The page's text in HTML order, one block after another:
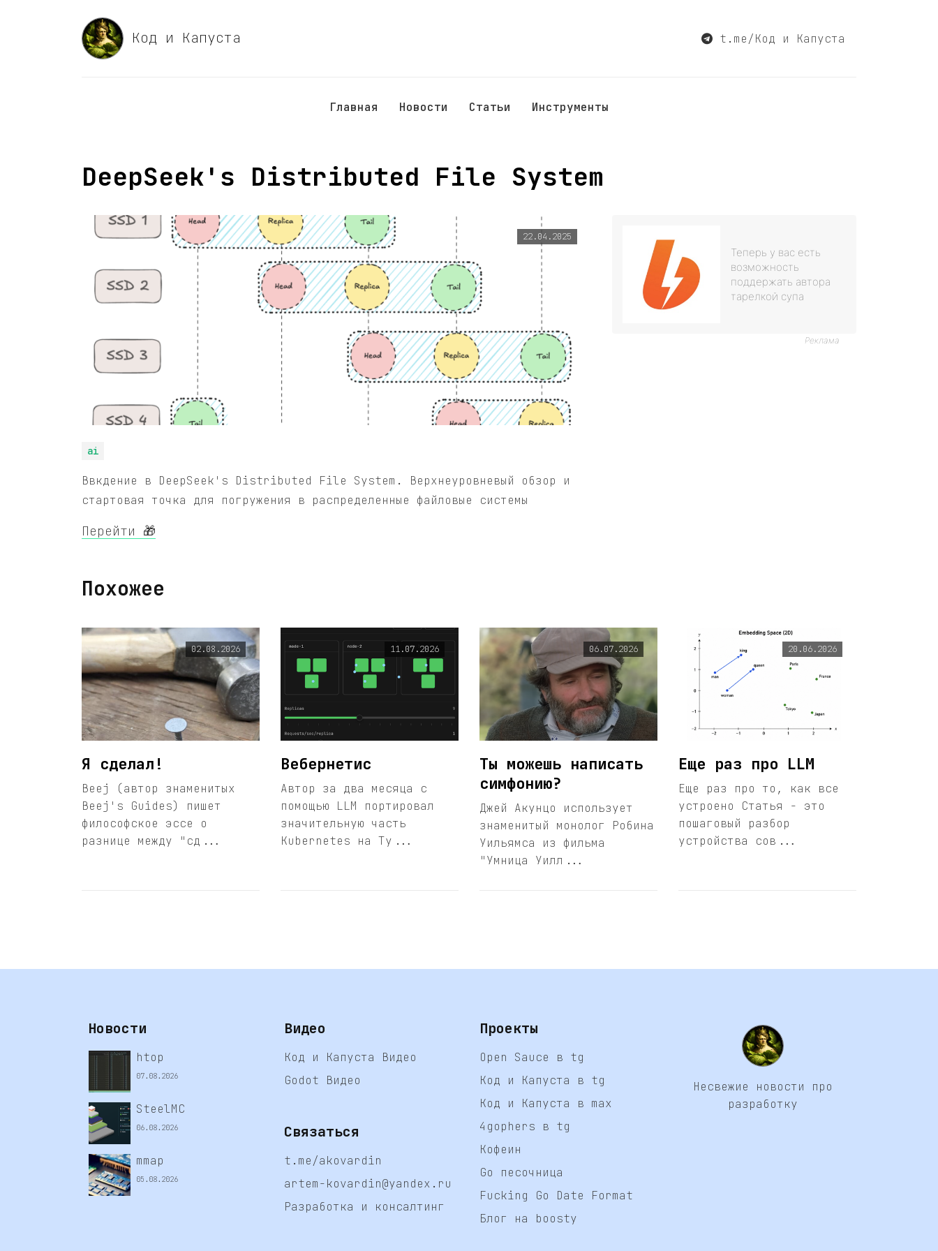
Код и Капуста t.me/Код и Капуста
Главная Новости Статьи Инструменты
DeepSeek's Distributed File System
22.04.2025
ai
Ввкдение в DeepSeek's Distributed File System. Верхнеуровневый обзор и
стартовая точка для погружения в распределенные файловые системы
Перейти 🎁
Теперь у вас есть
возможность
поддержать автора
тарелкой супа
Реклама
Похожее
02.08.2026
Я сделал!
Beej (автор знаменитых
Beej's Guides) пишет
философское эссе о
разнице между "сд...
11.07.2026
Вебернетис
Автор за два месяца с
помощью LLM портировал
значительную часть
Kubernetes на Ty...
06.07.2026
Ты можешь написать
симфонию?
Джей Акунцо использует
знаменитый монолог Робина
Уильямса из фильма
"Умница Уилл...
20.06.2026
Еще раз про LLM
Еще раз про то, как все
устроено Статья - это
пошаговый разбор
устройства сов...
Новости
htop
07.08.2026
SteelMC
06.08.2026
mmap
05.08.2026
Видео
Код и Капуста Видео
Godot Видео
Связаться
t.me/akovardin
artem-kovardin@yandex.ru
Разработка и консалтинг
Проекты
Open Sauce в tg
Код и Капуста в tg
Код и Капуста в max
4gophers в tg
Кофеин
Go песочница
Fucking Go Date Format
Блог на boosty
Несвежие новости про
разработку